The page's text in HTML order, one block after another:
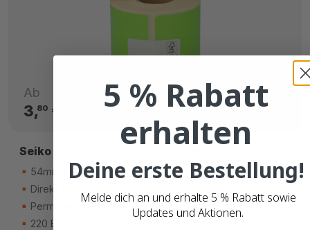
Ab
3,80€
Seiko SLP-SRL kompatible Etiketten
54mm x 101mm
Direkt thermisch (top)
Permanenter Kleber
220 Etiketten
5 % Rabatt
erhalten
Deine erste Bestellung!
Melde dich an und erhalte 5 % Rabatt sowie
Updates und Aktionen.